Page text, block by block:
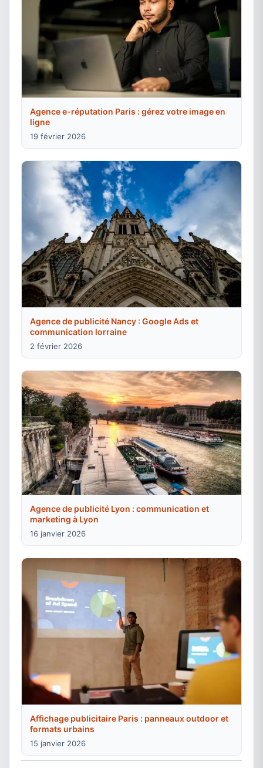
Agence e-réputation Paris : gérez votre image en
ligne
19 février 2026
Agence de publicité Nancy : Google Ads et
communication lorraine
2 février 2026
Agence de publicité Lyon : communication et
marketing à Lyon
16 janvier 2026
Affichage publicitaire Paris : panneaux outdoor et
formats urbains
15 janvier 2026